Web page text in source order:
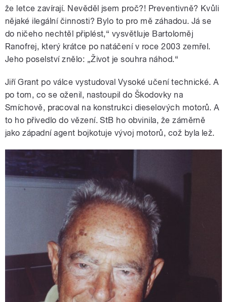
že letce zavírají. Nevěděl jsem proč?! Preventivně? Kvůli
nějaké ilegální činnosti? Bylo to pro mě záhadou. Já se
do ničeho nechtěl připlést,“ vysvětluje Bartoloměj
Ranofrej, který krátce po natáčení v roce 2003 zemřel.
Jeho poselství znělo: „Život je souhra náhod.“
Jiří Grant po válce vystudoval Vysoké učení technické. A
po tom, co se oženil, nastoupil do Škodovky na
Smíchově, pracoval na konstrukci dieselových motorů. A
to ho přivedlo do vězení. StB ho obvinila, že záměrně
jako západní agent bojkotuje vývoj motorů, což byla lež.